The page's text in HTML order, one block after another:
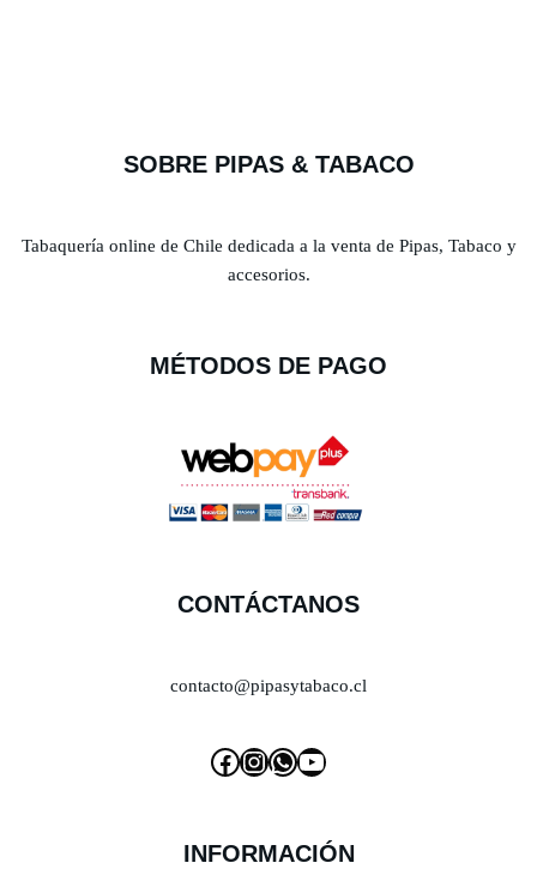
SOBRE PIPAS & TABACO
Tabaquería online de Chile dedicada a la venta de Pipas, Tabaco y
accesorios.
MÉTODOS DE PAGO
CONTÁCTANOS
contacto@pipasytabaco.cl
INFORMACIÓN